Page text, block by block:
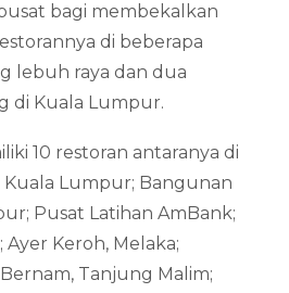
bagi membekalkan
di beberapa
lebuh raya dan dua
di Kuala Lumpur.
10 restoran antaranya di
Kuala Lumpur; Bangunan
Pusat Latihan AmBank;
Keroh, Melaka;
Tanjung Malim;